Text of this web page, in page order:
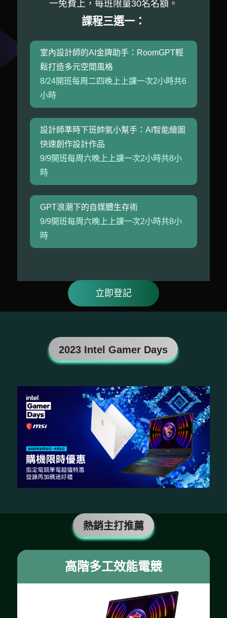
一免費上，每班限量30名名額。
課程三選一：
室內設計師的AI金牌助手：RoomGPT輕
鬆打造多元空間風格
8/24開班每周二四晚上上課一次2小時共6
小時
設計師準時下班帥氣小幫手：AI智能繪圖
快速創作設計作品
9/9開班每周六晚上上課一次2小時共8小
時
GPT浪潮下的自媒體生存術
9/9開班每周六晚上上課一次2小時共8小
時
立即登記
2023 Intel Gamer Days
熱銷主打推薦
高階多工效能電競